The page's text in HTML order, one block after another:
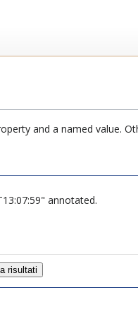
and a named value.
annotated.